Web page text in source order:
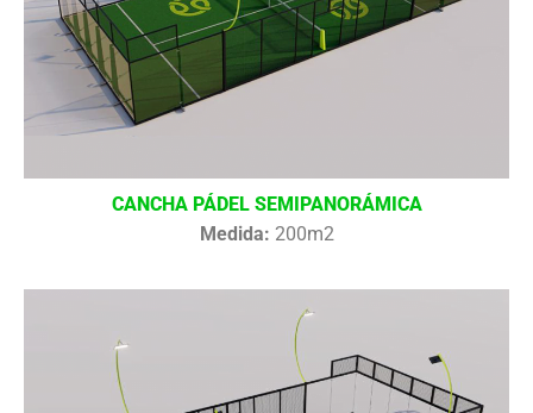
CANCHA PÁDEL SEMIPANORÁMICA
Medida: 200m2